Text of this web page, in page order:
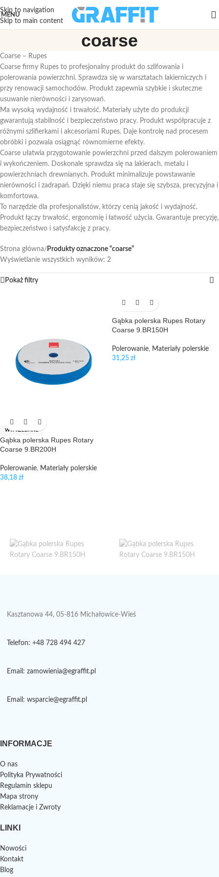
Skip to navigation
Skip to main content
MENU
coarse
Coarse – Rupes
Coarse firmy Rupes to profesjonalny produkt do szlifowania i
polerowania powierzchni. Sprawdza się w warsztatach lakierniczych i
przy renowacji samochodów. Produkt zapewnia szybkie i skuteczne
usuwanie nierówności i zarysowań.
Ma wysoką wydajność i trwałość. Materiały użyte do produkcji
gwarantują stabilność i bezpieczeństwo pracy. Produkt współpracuje z
różnymi szlifierkami i akcesoriami Rupes. Daje kontrolę nad procesem
obróbki i pozwala osiągnąć równomierne efekty.
Coarse ułatwia przygotowanie powierzchni przed dalszym polerowaniem
i wykończeniem. Doskonale sprawdza się na lakierach, metalu i
powierzchniach drewnianych. Produkt minimalizuje powstawanie
nierówności i zadrapań. Dzięki niemu praca staje się szybsza, precyzyjna i
komfortowa.
To narzędzie dla profesjonalistów, którzy cenią jakość i wydajność.
Produkt łączy trwałość, ergonomię i łatwość użycia. Gwarantuje precyzję,
bezpieczeństwo i satysfakcję z pracy.
Strona główna/ Produkty oznaczone “coarse”
Wyświetlanie wszystkich wyników: 2
Pokaż filtry
WYPRZEDANE
Gąbka polerska Rupes Rotary
Coarse 9.BR200H
Polerowanie, Materiały polerskie
38,18 zł
Gąbka polerska Rupes Rotary
Coarse 9.BR150H
Polerowanie, Materiały polerskie
31,25 zł
Kasztanowa 44, 05-816 Michałowice-Wieś
Telefon: +48 728 494 427
Email: zamowienia@egraffit.pl
Email: wsparcie@egraffit.pl
INFORMACJE
O nas
Polityka Prywatności
Regulamin sklepu
Mapa strony
Reklamacje i Zwroty
LINKI
Nowości
Kontakt
Blog